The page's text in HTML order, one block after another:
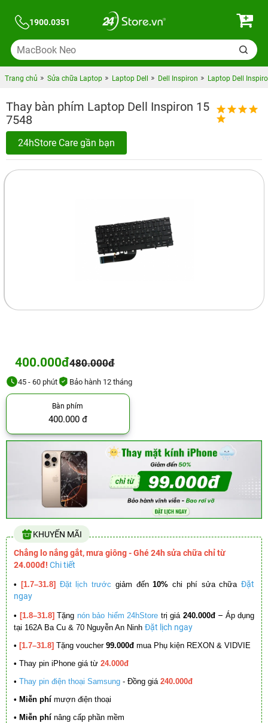
1900.0351
Trang chủ Sửa chữa Laptop Laptop Dell Dell Inspiron Laptop Dell
Thay bàn phím Laptop Dell Inspiron 15
7548
24hStore Care gần bạn
400.000đ480.000đ
45 - 60 phút Bảo hành 12 tháng
Bàn phím
400.000 đ
KHUYẾN MÃI
Chẳng lo nắng gắt, mưa giông - Ghé 24h sửa chữa chỉ từ
24.000đ! Chi tiết
• [1.7–31.8] Đặt lịch trước giảm đến10% chi phí sửa chữa Đặt
ngay
• [1.8–31.8] Tặng nón bảo hiểm 24hStore trị giá 240.000đ – Áp dụng
tại 162A Ba Cu & 70 Nguyễn An Ninh Đặt lịch ngay
• [1.7–31.8] Tặng voucher 99.000đ mua Phụ kiện REXON & VIDVIE
• Thay pin iPhone giá từ 24.000đ
• Thay pin điện thoại Samsung - Đồng giá 240.000đ
• Miễn phí mượn điện thoại
• Miễn phí nâng cấp phần mềm